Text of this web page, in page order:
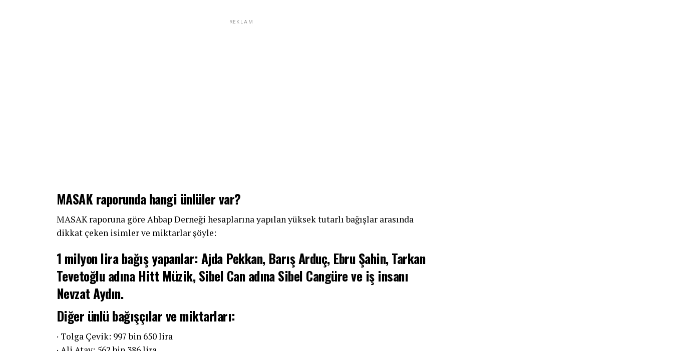
REKLAM
MASAK raporunda hangi ünlüler var?
MASAK raporuna göre Ahbap Derneği hesaplarına yapılan yüksek tutarlı bağışlar arasında
dikkat çeken isimler ve miktarlar şöyle:
1 milyon lira bağış yapanlar: Ajda Pekkan, Barış Arduç, Ebru Şahin, Tarkan
Tevetoğlu adına Hitt Müzik, Sibel Can adına Sibel Cangüre ve iş insanı
Nevzat Aydın.
Diğer ünlü bağışçılar ve miktarları:
· Tolga Çevik: 997 bin 650 lira